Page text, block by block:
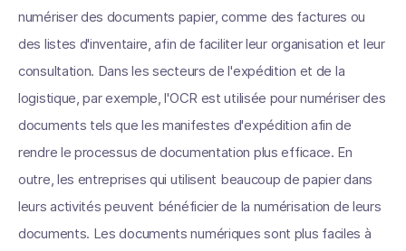
numériser des documents papier, comme des factures ou
des listes d'inventaire, afin de faciliter leur organisation et leur
consultation. Dans les secteurs de l'expédition et de la
logistique, par exemple, l'OCR est utilisée pour numériser des
documents tels que les manifestes d'expédition afin de
rendre le processus de documentation plus efficace. En
outre, les entreprises qui utilisent beaucoup de papier dans
leurs activités peuvent bénéficier de la numérisation de leurs
documents. Les documents numériques sont plus faciles à